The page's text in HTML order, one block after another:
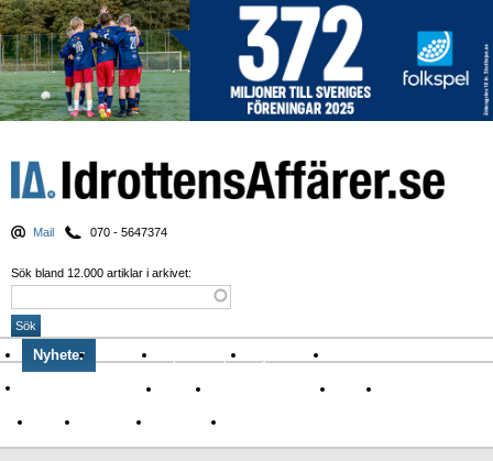
Mail 070 - 5647374
Sök bland 12.000 artiklar i arkivet:
Nyheter Krönikor Sport & spel Nyhetsbrev
Om Idrottens Affärer
Affärer I spåren av Corona Arena
Namn Sponsring TV-nyheter